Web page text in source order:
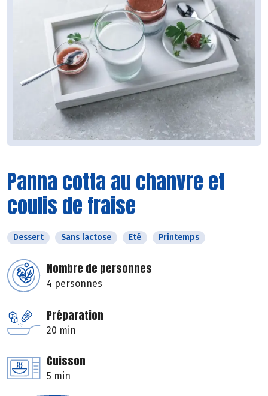
Panna cotta au chanvre et
coulis de fraise
Dessert Sans lactose Eté Printemps
Nombre de personnes
4 personnes
Préparation
20 min
Cuisson
5 min